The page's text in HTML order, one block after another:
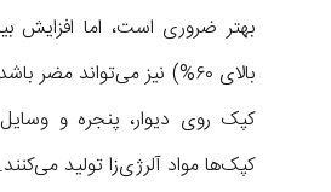
بهتر ضروری است، اما
بالای ۶۰%) نیز می‌تواند
کپک روی دیوار، پنجره و
کپک‌ها مواد آلرژی‌زا تولید می‌کنند.